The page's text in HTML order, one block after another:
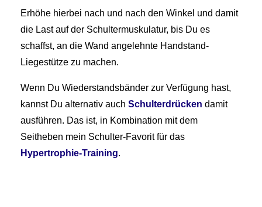
Erhöhe hierbei nach und nach den Winkel und damit
die Last auf der Schultermuskulatur, bis Du es
schaffst, an die Wand angelehnte Handstand-
Liegestütze zu machen.
Wenn Du Wiederstandsbänder zur Verfügung hast,
kannst Du alternativ auch Schulterdrücken damit
ausführen. Das ist, in Kombination mit dem
Seitheben mein Schulter-Favorit für das
Hypertrophie-Training.